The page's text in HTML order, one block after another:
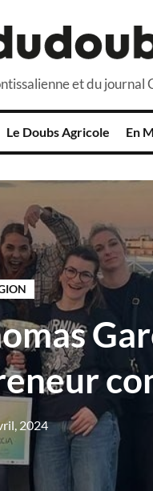
et du journal
Le Doubs Agricole En
2024